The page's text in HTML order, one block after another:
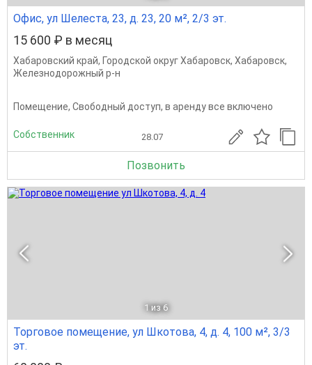
Офис, ул Шелеста, 23, д. 23, 20 м², 2/3 эт.
15 600 ₽ в месяц
Хабаровский край, Городской округ Хабаровск, Хабаровск,
Железнодорожный р-н
Помещение, Свободный доступ, в аренду все включено
Собственник 28.07
Позвонить
1 из 6
Торговое помещение, ул Шкотова, 4, д. 4, 100 м², 3/3
эт.